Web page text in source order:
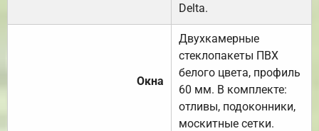
Delta.
Окна
Двухкамерные
стеклопакеты ПВХ
белого цвета, профиль
60 мм. В комплекте:
отливы, подоконники,
москитные сетки.